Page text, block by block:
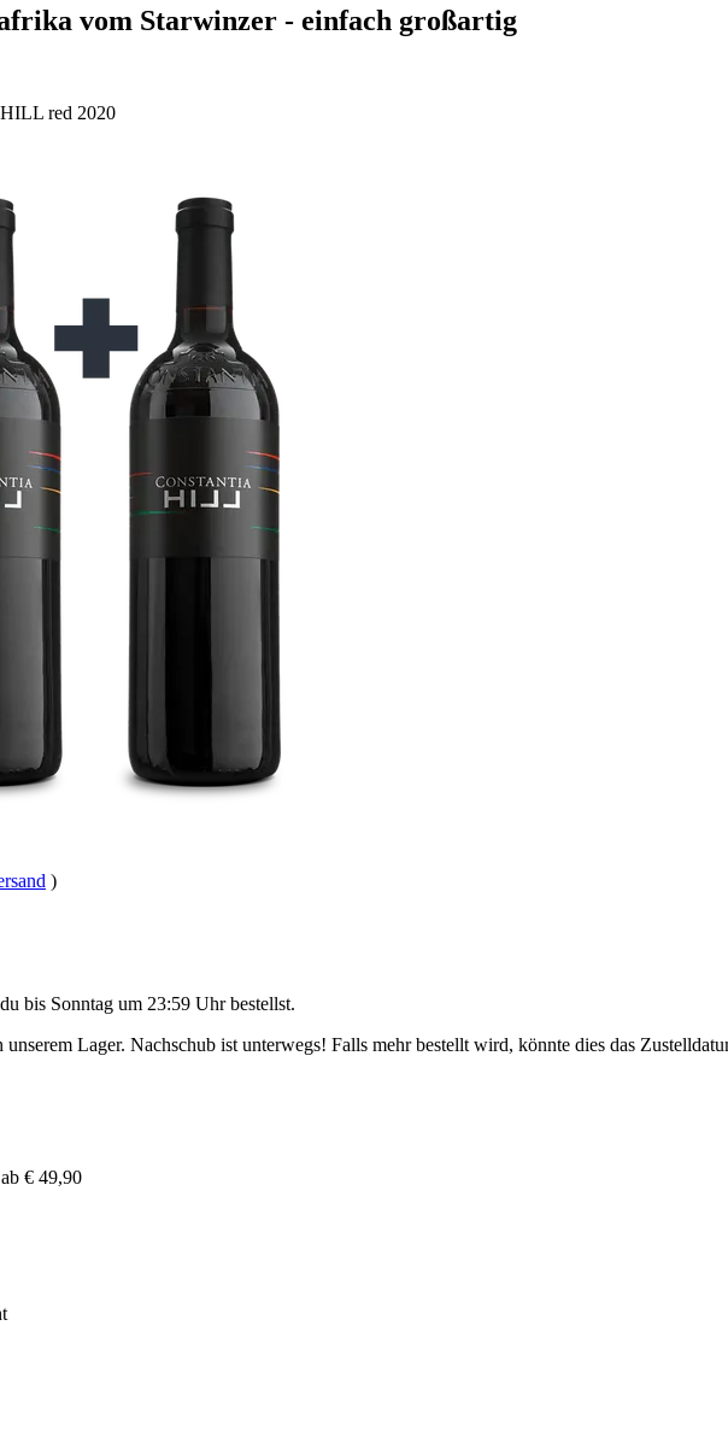
vom Starwinzer - einfach großartig
red 2020
)
bis Sonntag um 23:59 Uhrbestellst.
Lager. Nachschub ist unterwegs! Falls mehr bestellt wird, könnte dies das
ab € 49,90